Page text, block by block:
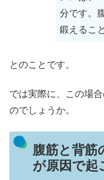
分です。
鍛えるこ
とのことです。
では実際に、この場
のでしょうか。
腹筋と背筋
が原因で起